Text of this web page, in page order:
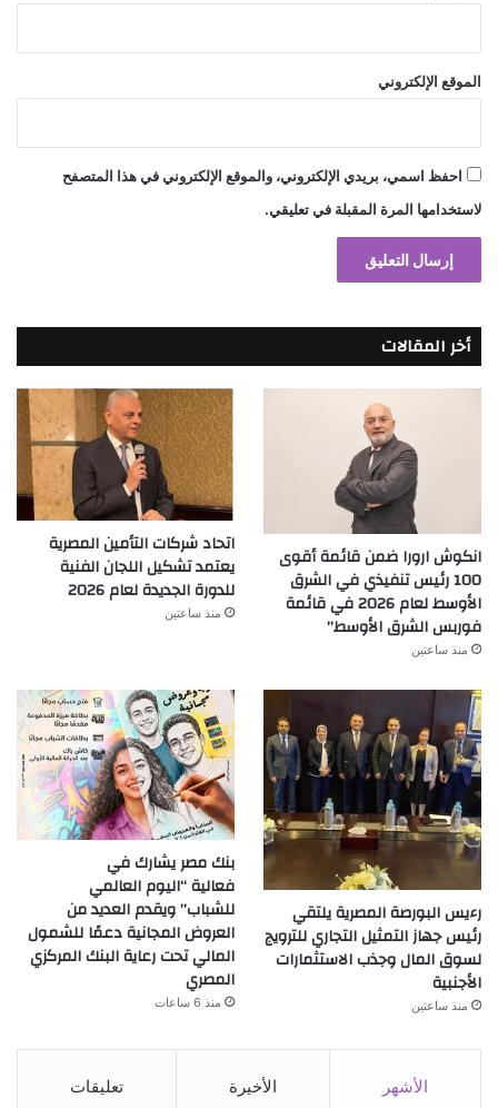
الموقع الإلكتروني
احفظ اسمي، بريدي الإلكتروني، والموقع الإلكتروني في هذا المتصفح
لاستخدامها المرة المقبلة في تعليقي.
أخر المقالات
انكوش ارورا ضمن قائمة أقوى
100 رئيس تنفيذي في الشرق
الأوسط لعام 2026 في قائمة
فوربس الشرق الأوسط”
منذ ساعتين
اتحاد شركات التأمين المصرية
يعتمد تشكيل اللجان الفنية
للدورة الجديدة لعام 2026
منذ ساعتين
رءيس البورصة المصرية يلتقي
رئيس جهاز التمثيل التجاري للترويج
لسوق المال وجذب الاستثمارات
الأجنبية
منذ ساعتين
بنك مصر يشارك في
فعالية “اليوم العالمي
للشباب” ويقدم العديد من
العروض المجانية دعمًا للشمول
المالي تحت رعاية البنك المركزي
المصري
منذ 6 ساعات
الأشهر الأخيرة تعليقات